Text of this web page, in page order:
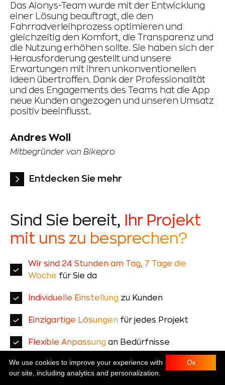
Das Aionys-Team wurde mit der Entwicklung
einer Lösung beauftragt, die den
Fahrradverleihprozess optimieren und
gleichzeitig den Komfort, die Transparenz und
die Nutzung erhöhen sollte. Sie haben sich der
Herausforderung gestellt und unsere
Erwartungen mit ihren unkonventionellen
Ideen übertroffen. Dank der Professionalität
und des Engagements des Teams hat die App
neue Kunden angezogen und unseren Umsatz
positiv beeinflusst.
Andres Woll
Mitbegründer von Bikepro
Entdecken Sie mehr
Sind Sie bereit,
Ihr Projekt
mit uns zu besprechen?
Wir sind 24 Stunden am Tag, 7 Tage die
Woche für Sie da
Individuelle Einstellung zu Kunden
Einzigartige Lösungen für jedes Projekt
Flexible Anpassung an Bedürfnisse
Support in kritischenSituationen Ок
We use cookies to improve your experience with
our site, including analytics and personalization.